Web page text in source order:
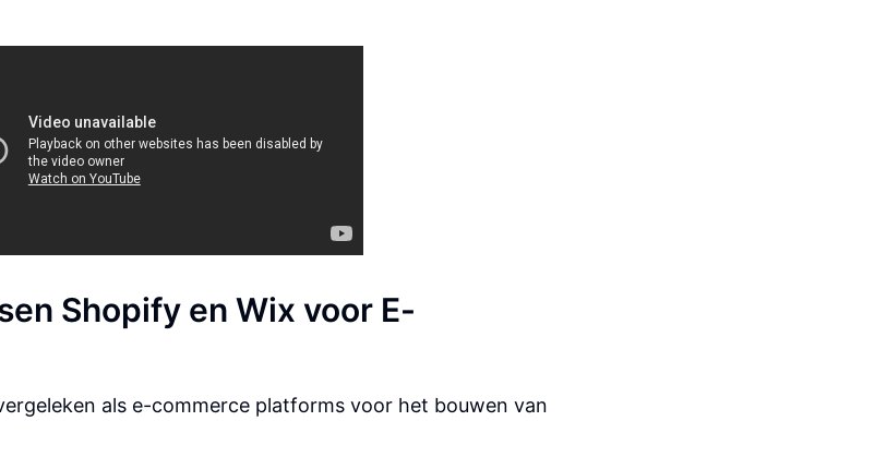
Shopify en Wix voor E-
als e-commerce platforms voor het bouwen van